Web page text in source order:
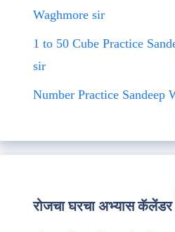
Waghmore sir
1 to 50 Cube Practice
sir
Number Practice Sandeep
रोजचा घरचा अभ्यास कॅलेंडर